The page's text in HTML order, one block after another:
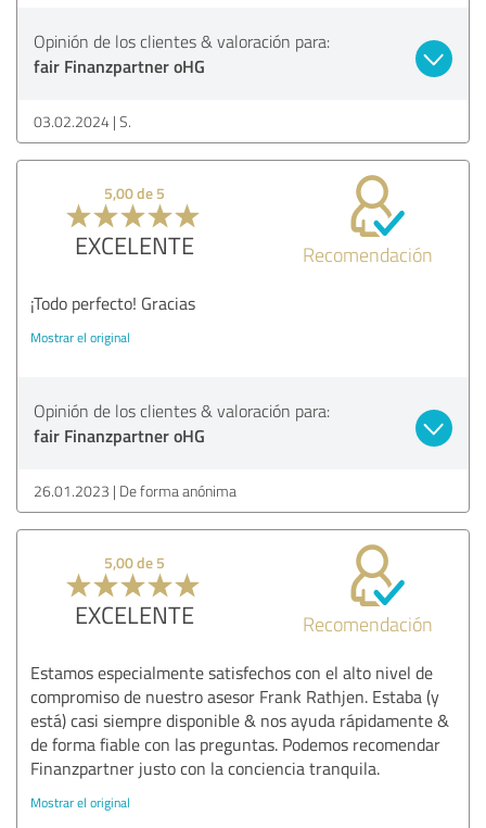
Opinión de los clientes & valoración para:
fair Finanzpartner oHG
03.02.2024 S.
5,00 de 5
EXCELENTE Recomendación
¡Todo perfecto! Gracias
Mostrar el original
Opinión de los clientes & valoración para:
fair Finanzpartner oHG
26.01.2023 De forma anónima
5,00 de 5
EXCELENTE Recomendación
Estamos especialmente satisfechos con el alto nivel de
compromiso de nuestro asesor Frank Rathjen. Estaba (y
está) casi siempre disponible & nos ayuda rápidamente &
de forma fiable con las preguntas. Podemos recomendar
Finanzpartner justo con la conciencia tranquila.
Mostrar el original